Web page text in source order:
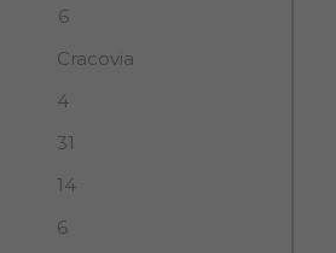
6
Cracovia
4
31
14
6